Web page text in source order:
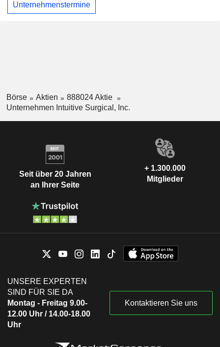
Unternehmenstermine
Börse Aktien
888024 Aktie
Unternehmen Intuitive Surgical, Inc.
Seit über 20 Jahren
an Ihrer Seite
+ 1.300.000
Mitglieder
UNSERE EXPERTEN
SIND FÜR SIE DA
Montag - Freitag 9.00-
12.00 Uhr / 14.00-18.00
Uhr
Kontaktieren Sie uns